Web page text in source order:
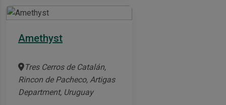
Amethyst
Tres Cerros de Catalán,
Rincon de Pacheco, Artigas
Department, Uruguay